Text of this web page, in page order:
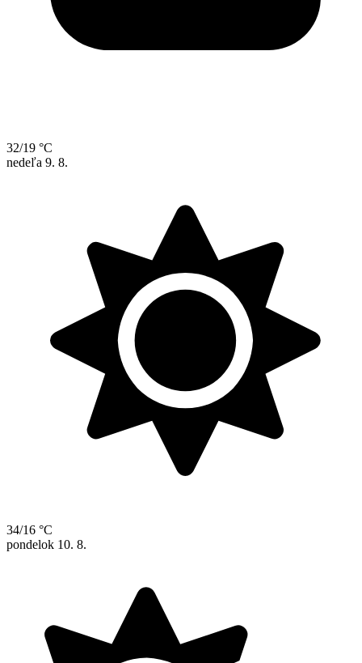
32/19 °C
nedeľa 9. 8.
34/16 °C
pondelok 10. 8.